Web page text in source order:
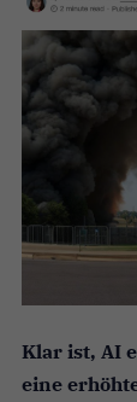
Klar ist, AI
eine